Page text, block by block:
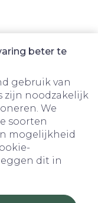
beter te
gebruik van
zijn noodzakelijk
We
soorten
mogelijkheid
dit in